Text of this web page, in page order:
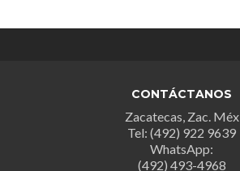
CONTÁCTANOS
Zacatecas, Zac. Méx
Tel: (492) 922 9639
WhatsApp:
(492) 493-4968